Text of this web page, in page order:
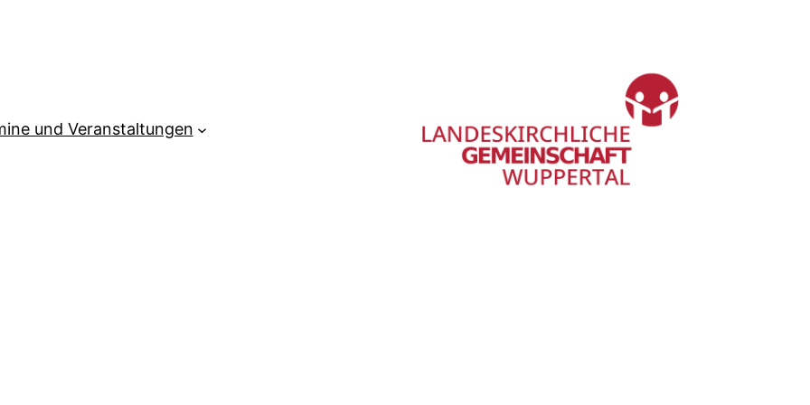
und Veranstaltungen